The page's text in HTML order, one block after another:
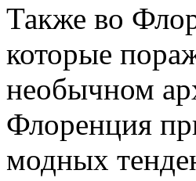
Также во
которые
необычном
Флоренция
модных